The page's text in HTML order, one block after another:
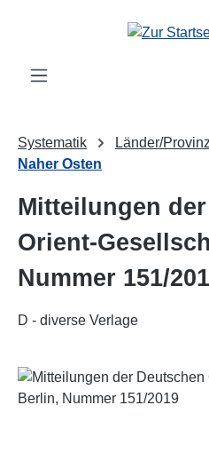
Zum Hauptinhalt springen
Systematik
Länder/
Naher Osten
Mitteilungen
Orient-
Nummer 151/
D - diverse Verlage
Bildergalerie überspringen